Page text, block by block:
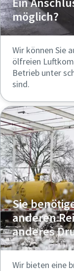
möglich?
Wir können Sie
ölfreien
Betrieb unter
sind.
Sie
anderen
anderes
Wir bieten eine